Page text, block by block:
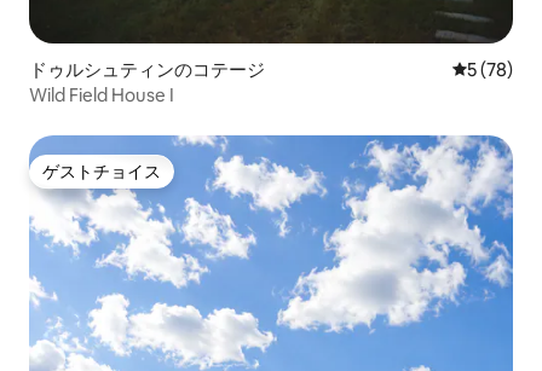
ドゥルシュティンのコテージ レビュー
5 (78)
Wild Field House I
ゲストチョイス
ゲストチョイス